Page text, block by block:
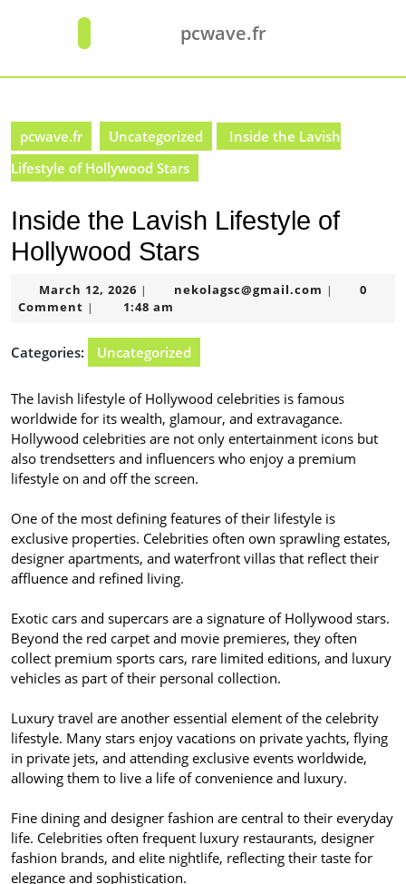
pcwave.fr
pcwave.fr Uncategorized
Inside the Lavish
Lifestyle of Hollywood Stars
Inside the Lavish Lifestyle of
Hollywood Stars
March 12, 2026 March
12,
| nekolagsc@gmail.com |
0
Comment | 1:48 am
Categories: Uncategorized
The lavish lifestyle of Hollywood celebrities is famous
worldwide for its wealth, glamour, and extravagance.
Hollywood celebrities are not only entertainment icons but
also trendsetters and influencers who enjoy a premium
lifestyle on and off the screen.
One of the most defining features of their lifestyle is
exclusive properties. Celebrities often own sprawling estates,
designer apartments, and waterfront villas that reflect their
affluence and refined living.
Exotic cars and supercars are a signature of Hollywood stars.
Beyond the red carpet and movie premieres, they often
collect premium sports cars, rare limited editions, and luxury
vehicles as part of their personal collection.
Luxury travel are another essential element of the celebrity
lifestyle. Many stars enjoy vacations on private yachts, flying
in private jets, and attending exclusive events worldwide,
allowing them to live a life of convenience and luxury.
Fine dining and designer fashion are central to their everyday
life. Celebrities often frequent luxury restaurants, designer
fashion brands, and elite nightlife, reflecting their taste for
elegance and sophistication.